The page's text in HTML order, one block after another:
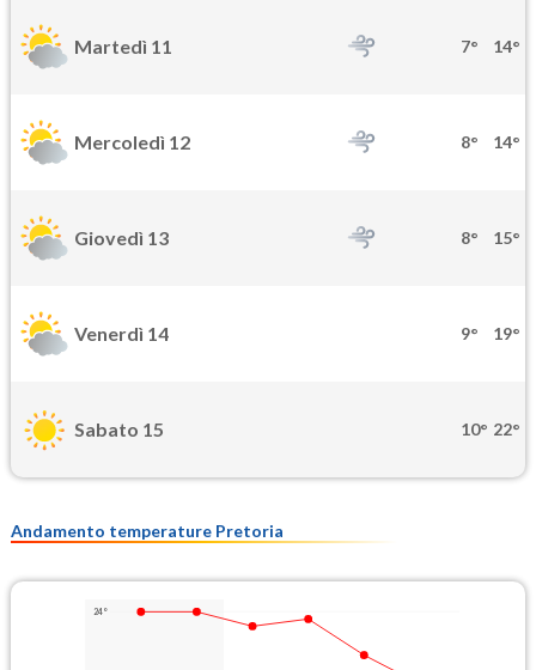
Martedì 11 7° 14°
Mercoledì 12 8° 14°
Giovedì 13 8° 15°
Venerdì 14 9° 19°
Sabato 15 10° 22°
Andamento temperature Pretoria
24°